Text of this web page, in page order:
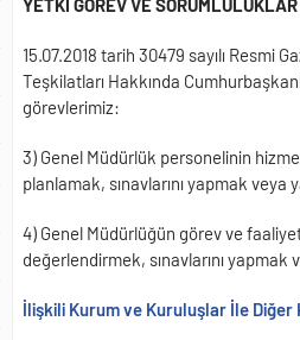
YETKİ GÖREV VE SORUMLULUKLAR
15.07.2018 tarih 30479 sayılı Resmi
Teşkilatları Hakkında
görevlerimiz:
3) Genel Müdürlük personelinin
planlamak, sınavlarını yapmak veya
4) Genel Müdürlüğün görev ve
değerlendirmek, sınavlarını yapmak
İlişkili Kurum ve Kuruluşlar İle Diğer